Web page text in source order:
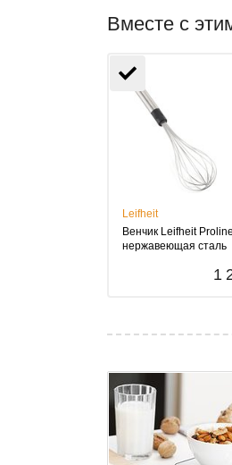
Вместе с
Leifheit
Венчик Leifheit
нержавеющая сталь
1